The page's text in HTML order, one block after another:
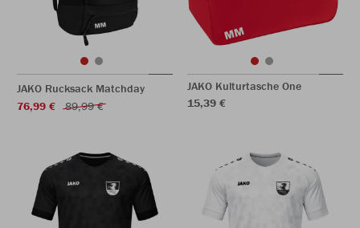
JAKO Rucksack Matchday
76,99 €
89,99 €
JAKO Kulturtasche One
15,39 €